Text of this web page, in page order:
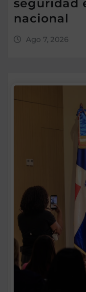
seguridad
nacional
Ago 7, 2026